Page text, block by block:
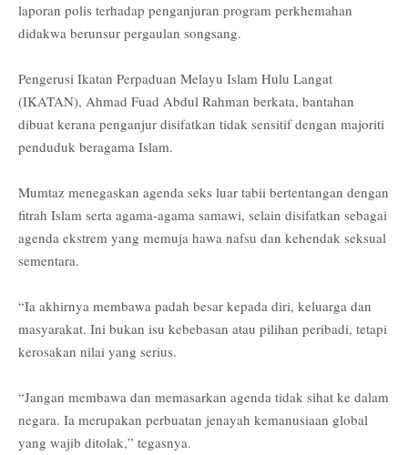
laporan polis terhadap penganjuran program perkhemahan
didakwa berunsur pergaulan songsang.
Pengerusi Ikatan Perpaduan Melayu Islam Hulu Langat
(IKATAN), Ahmad Fuad Abdul Rahman berkata, bantahan
dibuat kerana penganjur disifatkan tidak sensitif dengan majoriti
penduduk beragama Islam.
Mumtaz menegaskan agenda seks luar tabii bertentangan dengan
fitrah Islam serta agama-agama samawi, selain disifatkan sebagai
agenda ekstrem yang memuja hawa nafsu dan kehendak seksual
sementara.
“Ia akhirnya membawa padah besar kepada diri, keluarga dan
masyarakat. Ini bukan isu kebebasan atau pilihan peribadi, tetapi
kerosakan nilai yang serius.
“Jangan membawa dan memasarkan agenda tidak sihat ke dalam
negara. Ia merupakan perbuatan jenayah kemanusiaan global
yang wajib ditolak,” tegasnya.